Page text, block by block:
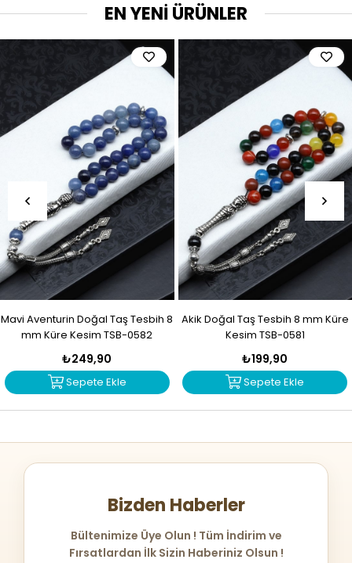
EN YENİ ÜRÜNLER
Mavi Aventurin Doğal Taş Tesbih 8
mm Küre Kesim TSB-0582
₺249,90
Sepete Ekle
Akik Doğal Taş Tesbih 8 mm Küre
Kesim TSB-0581
₺199,90
Sepete Ekle
Bizden Haberler
Bültenimize Üye Olun ! Tüm İndirim ve
Fırsatlardan İlk Sizin Haberiniz Olsun !